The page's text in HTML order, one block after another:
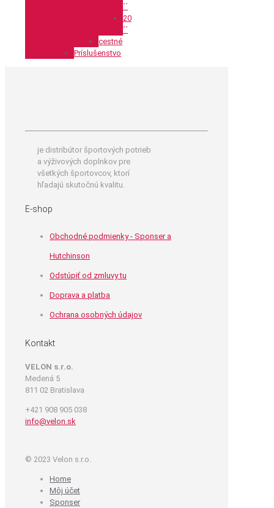
´´
20
´´
cestné
Príslušenstvo
je distribútor športových potrieb
a výživových doplnkov pre
všetkých športovcov, ktorí
hľadajú skutočnú kvalitu.
E-shop
Obchodné podmienky - Sponser a
Hutchinson
Odstúpiť od zmluvy tu
Doprava a platba
Ochrana osobných údajov
Kontakt
VELON s.r.o.
Medená 5
811 02 Bratislava
+421 908 905 038
info@velon.sk
© 2023 Velon s.r.o.
Home
Môj účet
Sponser